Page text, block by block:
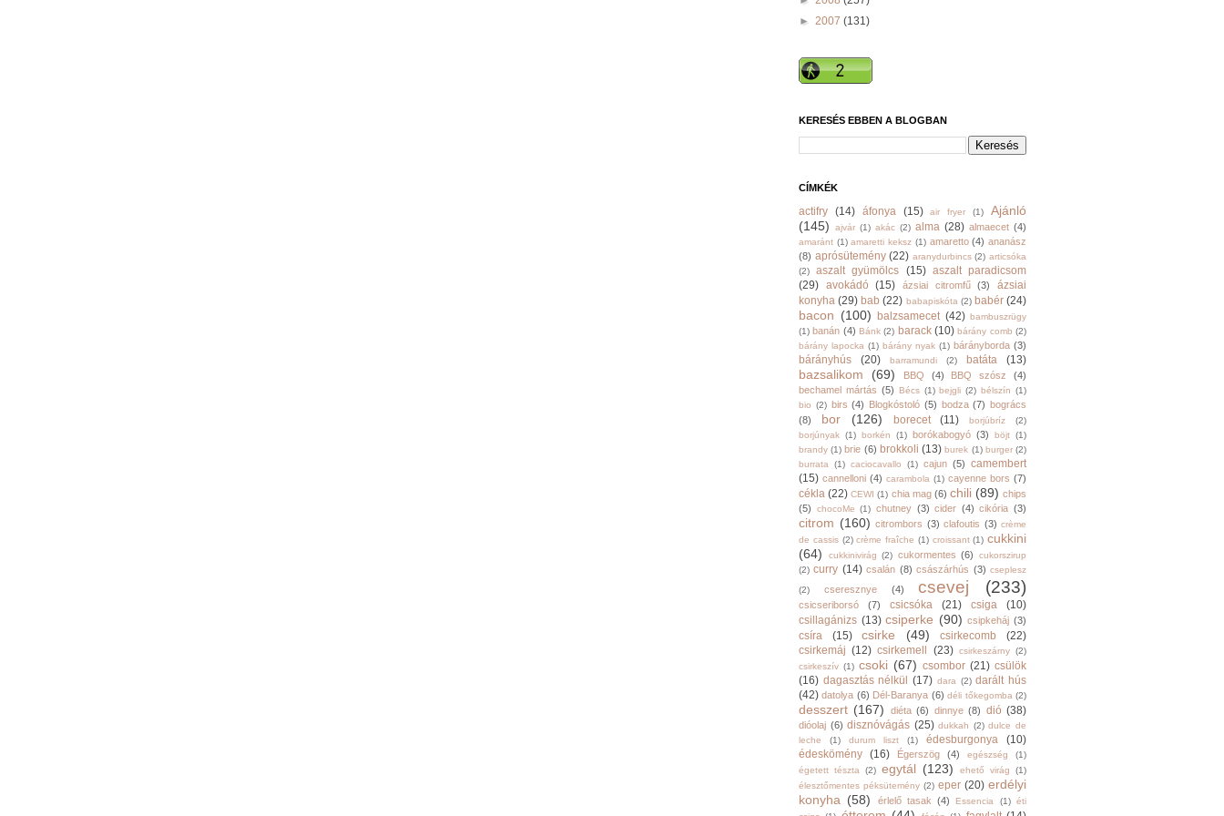
► 2007 (131)
KERESÉS EBBEN A BLOGBAN
CÍMKÉK
actifry (14) áfonya (15) air fryer (1)
Ajánló
(145)
ajvár (1) akác (2) alma (28) almaecet (4)
amaránt (1) amaretti keksz (1) amaretto (4) ananász
(8) aprósütemény (22) aranydurbincs (2) articsóka
(2)
aszalt gyümölcs (15) aszalt paradicsom
(29) avokádó (15) ázsiai citromfű (3)
ázsiai
konyha (29) bab (22) babapiskóta (2) babér (24)
bacon (100) balzsamecet (42) bambuszrügy
(1) banán (4) Bánk (2) barack (10) bárány comb (2)
bárány lapocka (1) bárány nyak (1) bárányborda (3)
bárányhús (20) barramundi (2) batáta (13)
bazsalikom (69) BBQ (4) BBQ szósz
(4)
bechamel mártás (5) Bécs (1) bejgli (2) bélszín (1)
bio (2) birs (4) Blogkóstoló (5) bodza (7) bogrács
(8)
bor (126) borecet (11) borjúbríz
(2)
borjúnyak (1) borkén (1) borókabogyó (3) böjt (1)
brandy (1) brie (6) brokkoli (13) burek (1) burger (2)
burrata
(1) caciocavallo (1) cajun (5) camembert
(15) cannelloni (4) carambola (1) cayenne bors (7)
cékla (22) CEWI (1) chia mag (6) chili (89) chips
(5)
chocoMe (1) chutney (3) cider (4) cikória (3)
citrom (160) citrombors (3) clafoutis (3) crème
de cassis (2) crème fraîche (1) croissant (1) cukkini
(64)
cukkinivirág (2) cukormentes (6)
cukorszirup
(2) curry (14) csalán (8) császárhús (3) cseplesz
(2)
cseresznye (4) csevej (233)
csicseriborsó (7) csicsóka (21) csiga
(10)
csillagánizs (13) csiperke (90) csipkeháj (3)
csíra (15) csirke (49) csirkecomb
(22)
csirkemáj (12) csirkemell (23) csirkeszárny (2)
csirkeszív (1) csoki (67) csombor (21) csülök
(16) dagasztás nélkül (17) dara (2) darált hús
(42) datolya (6) Dél-Baranya (6) déli tőkegomba (2)
desszert (167) diéta (6) dinnye (8) dió (38)
dióolaj (6) disznóvágás (25) dukkah (2) dulce de
leche
(1) durum liszt (1) édesburgonya
(10)
édeskömény (16) Égerszög (4) egészség
(1)
égetett tészta
(2) egytál (123) ehető virág
(1)
élesztőmentes péksütemény (2) eper (20) erdélyi
konyha (58) érlelő tasak (4) Essencia (1) éti